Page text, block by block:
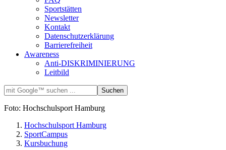
Sportstätten
Newsletter
Kontakt
Datenschutzerklärung
Barrierefreiheit
Awareness
Anti-DISKRIMINIERUNG
Leitbild
Foto: Hochschulsport Hamburg
Hochschulsport Hamburg
SportCampus
Kursbuchung